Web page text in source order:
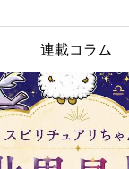
連載コラム